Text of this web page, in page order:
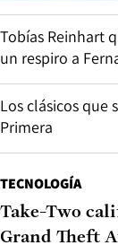
Tobías Reinhart
un respiro a
Los clásicos que
Primera
TECNOLOGÍA
Take-Two
Grand Theft